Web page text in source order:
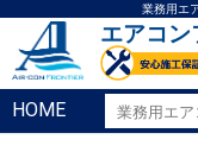
業務用エ
エアコ
HOME